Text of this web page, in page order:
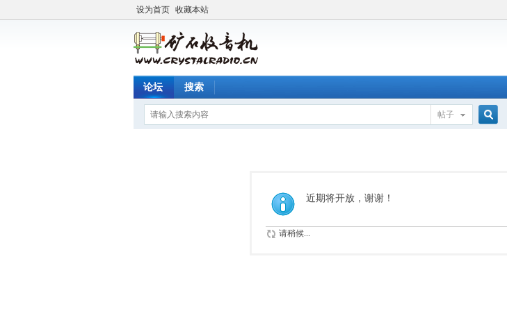
设为首页 收藏本站
论坛 搜索
帖子
近期将开放，谢谢！
请稍候...